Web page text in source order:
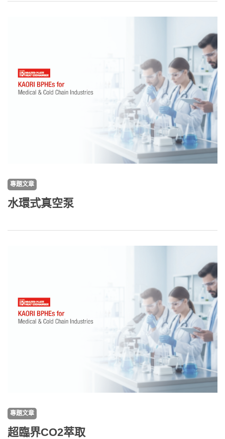
專題文章
水環式真空泵
專題文章
超臨界CO2萃取